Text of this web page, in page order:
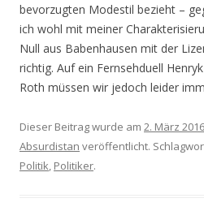
bevorzugten Modestil bezieht –
ich wohl mit meiner
Null aus Babenhausen mit der
richtig. Auf ein Fernsehduell
Roth müssen wir jedoch leider
Dieser Beitrag wurde am 2. März 2016
Absurdistan veröffentlicht.
Politik, Politiker.